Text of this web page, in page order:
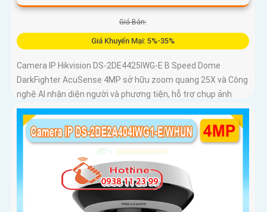
Giá Bán:
Giá Khuyến Mại: 5%-35%
Camera IP Hikvision DS-2DE4425IWG-E B Speed Dome
DarkFighter AcuSense 4MP sở hữu zoom quang 25X và Công
nghệ AI nhận diện người và phương tiện, hỗ trợ chụp ảnh
khuôn mặt lên đến 5 khuôn mặt cùng 1 thời điểm